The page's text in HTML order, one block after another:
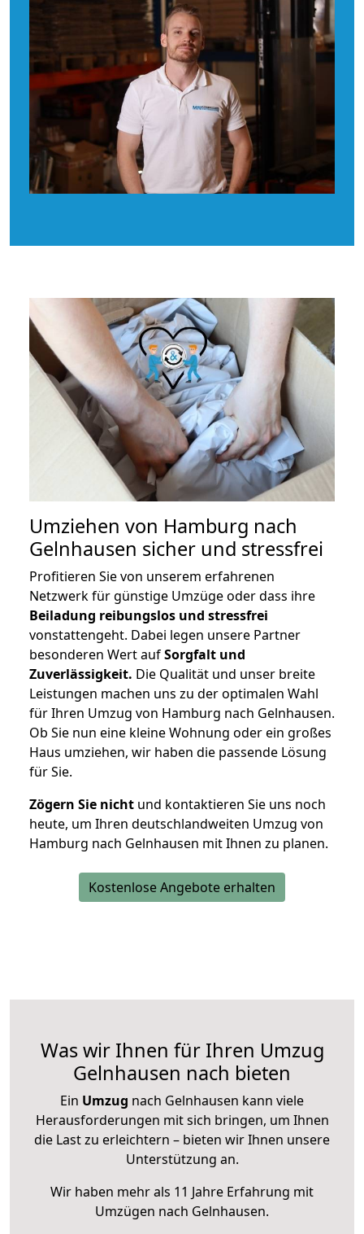
Umziehen von Hamburg nach
Gelnhausen sicher und stressfrei
Profitieren Sie von unserem erfahrenen
Netzwerk für günstige Umzüge oder dass ihre
Beiladung reibungslos und stressfrei
vonstattengeht. Dabei legen unsere Partner
besonderen Wert aufSorgfalt und
Zuverlässigkeit. Die Qualität und unser breite
Leistungen machen uns zu der optimalen Wahl
für Ihren Umzug von Hamburg nach Gelnhausen.
Ob Sie nun eine kleine Wohnung oder ein großes
Haus umziehen, wir haben die passende Lösung
für Sie.
Zögern Sie nicht und kontaktieren Sie uns noch
heute, um Ihren deutschlandweiten Umzug von
Hamburg nach Gelnhausen mit Ihnen zu planen.
Kostenlose Angebote erhalten
Was wir Ihnen für Ihren Umzug
Gelnhausen nach bieten
Ein Umzug nach Gelnhausen kann viele
Herausforderungen mit sich bringen, um Ihnen
die Last zu erleichtern – bieten wir Ihnen unsere
Unterstützung an.
Wir haben mehr als 11 Jahre Erfahrung mit
Umzügen nach Gelnhausen.